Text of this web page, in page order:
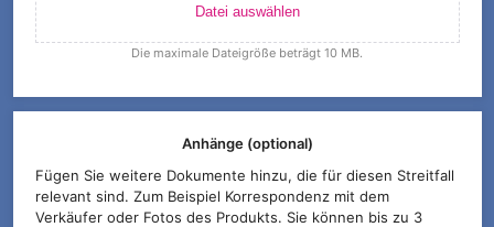
Datei auswählen
Die maximale Dateigröße beträgt 10 MB.
Anhänge (optional)
Fügen Sie weitere Dokumente hinzu, die für diesen Streitfall
relevant sind. Zum Beispiel Korrespondenz mit dem
Verkäufer oder Fotos des Produkts. Sie können bis zu 3